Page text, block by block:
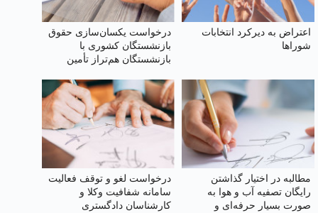
اعتراض به دیرکرد انتخابات
شوراها
درخواست یکسان‌سازی حقوق
بازنشستگان کشوری با
بازنشستگان هم‌تراز تأمین
مطالبه در اختیار گذاشتن
رایگان تصفیه آب و هوا به‌
صورت بسیار حرفه‌ای و
درخواست لغو و توقف فعالیت
سامانه شفافیت وکلا و
کارشناسان دادگستری